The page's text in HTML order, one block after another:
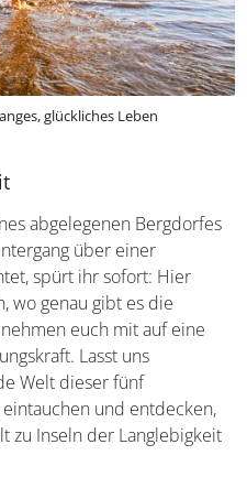
glückliches Leben
abgelegenen
Sonnenuntergang über
spürt ihr sofort:
wo genau gibt es die
euch mit auf eine
Lasst uns
Welt dieser fünf
und entdecken,